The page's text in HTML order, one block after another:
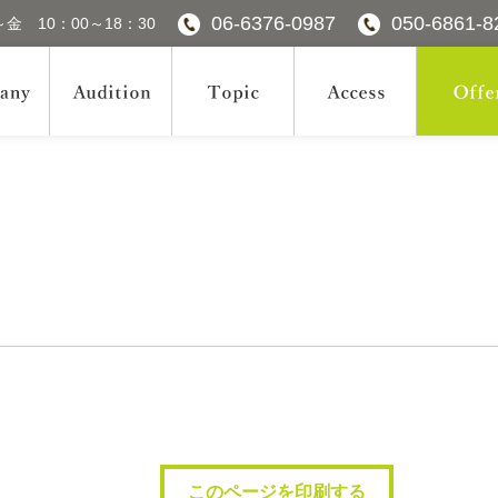
金 10：00～18：30 06-6376-0987 050-6861-
このページを印刷する